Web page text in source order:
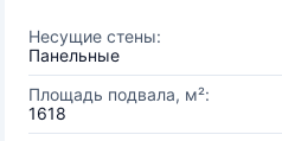
Несущие стены:
Панельные
Площадь подвала, м²:
1618